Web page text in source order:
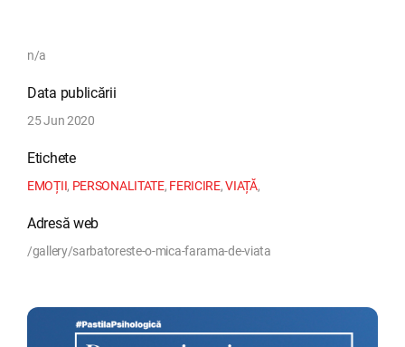
n/a
Data publicării
25 Jun 2020
Etichete
EMOȚII, PERSONALITATE, FERICIRE,VIAȚĂ,
Adresă web
/gallery/sarbatoreste-o-mica-farama-de-viata